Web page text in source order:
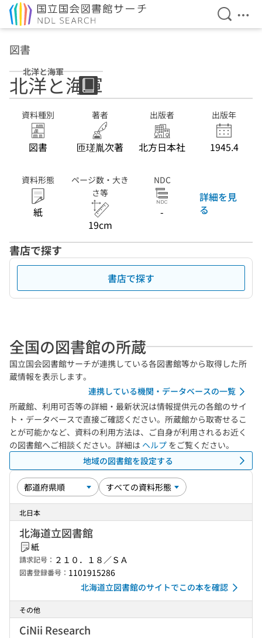
検索を
メ
図書
北洋と海軍
北洋と海軍
資料種別
図書
著者
匝瑳胤次著
出版者
北方日本社
出版年
1945.4
資料形態
紙
ページ数・大き
さ等
19cm
NDC
-
詳細を見
る
書店で探す
書店で探す
全国の図書館の所蔵
国立国会図書館サーチが連携している各図書館等から取得した所
蔵情報を表示します。
連携している機関・データベースの一覧
所蔵館、利用可否等の詳細・最新状況は情報提供元の各館のサイ
ト・データベースで直接ご確認ください。所蔵館から取寄せるこ
とが可能かなど、資料の利用方法は、ご自身が利用されるお近く
の図書館へご相談ください。詳細は ヘルプ をご覧ください。
地域の図書館を設定する
北日本
北海道立図書館
紙
請求記号： ２１０．１８／ＳＡ
図書登録番号： 1101915286
北海道立図書館のサイトでこの本を確認
その他
CiNii Research